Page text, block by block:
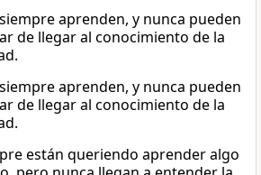
aprenden, y nunca pueden
de llegar al conocimiento de la
aprenden, y nunca pueden
de llegar al conocimiento de la
están queriendo aprender algo